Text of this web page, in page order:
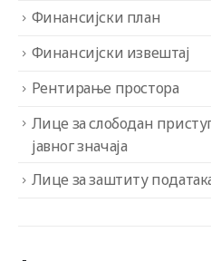
Финансијски план
Финансијски извештај
Рентирање простора
Лице за слободан
јавног значаја
Лице за заштиту